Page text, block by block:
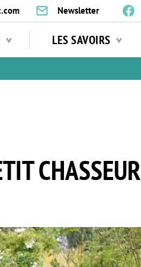
Newsletter
LES SAVOIRS
CHASSEUR